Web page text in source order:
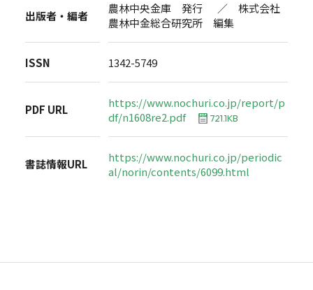
出版者・編者
農林中央金庫 発行 ／ 株式会社
農林中金総合研究所 編集
ISSN 1342-5749
PDF URL
https://www.nochuri.co.jp/report/p
df/n1608re2.pdf
721.1KB
書誌情報URL
https://www.nochuri.co.jp/periodic
al/norin/contents/6099.html